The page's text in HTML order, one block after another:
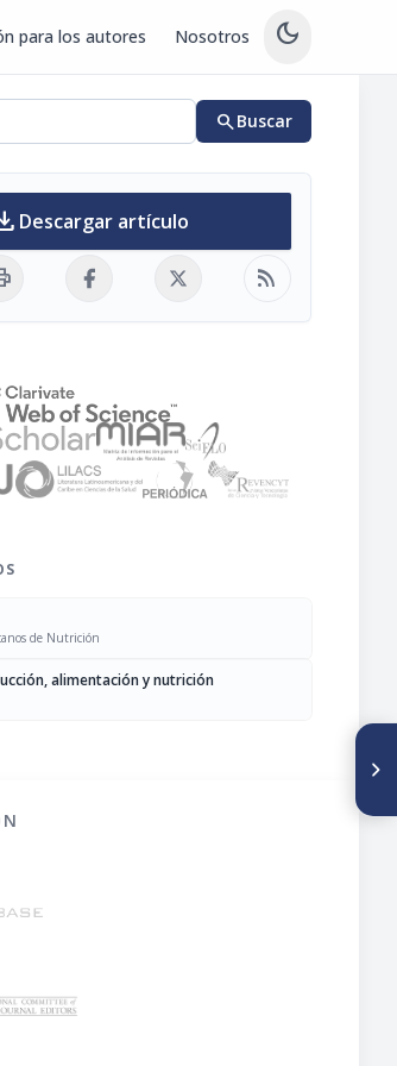
para los autores Nosotros dark_mode
searchBuscar
Descargar artículo
rss_feed
de Nutrición
alimentación y nutrición